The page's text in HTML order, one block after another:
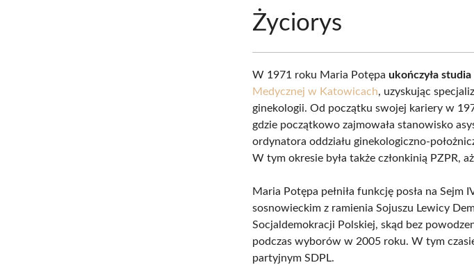
Życiorys
W 1971 roku Maria Potępaukończyła
Medycznej w Katowicach, uzyskując
ginekologii. Od początku swojej kariery w
gdzie początkowo zajmowała stanowisko
ordynatora oddziału ginekologiczno-
W tym okresie była także członkinią PZPR,
Maria Potępa pełniła funkcję posła na
sosnowieckim z ramienia Sojuszu Lewicy
Socjaldemokracji Polskiej, skąd bez
podczas wyborów w 2005 roku. W tym
partyjnym SDPL.